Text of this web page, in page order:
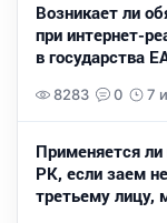
Возникает ли
при интернет-
в государства
8283 0 7
Применяется
РК, если заем
третьему лицу,